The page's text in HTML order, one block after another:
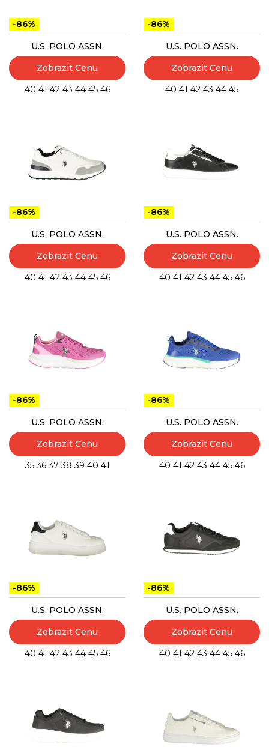
-86%
U.S. POLO ASSN.
Zobrazit Cenu
40 41 42 43 44 45 46
-86%
U.S. POLO ASSN.
Zobrazit Cenu
40 41 42 43 44 45
-86%
U.S. POLO ASSN.
Zobrazit Cenu
40 41 42 43 44 45 46
-86%
U.S. POLO ASSN.
Zobrazit Cenu
40 41 42 43 44 45 46
-86%
U.S. POLO ASSN.
Zobrazit Cenu
35 36 37 38 39 40 41
-86%
U.S. POLO ASSN.
Zobrazit Cenu
40 41 42 43 44 45 46
-86%
U.S. POLO ASSN.
Zobrazit Cenu
40 41 42 43 44 45 46
-86%
U.S. POLO ASSN.
Zobrazit Cenu
40 41 42 43 44 45 46